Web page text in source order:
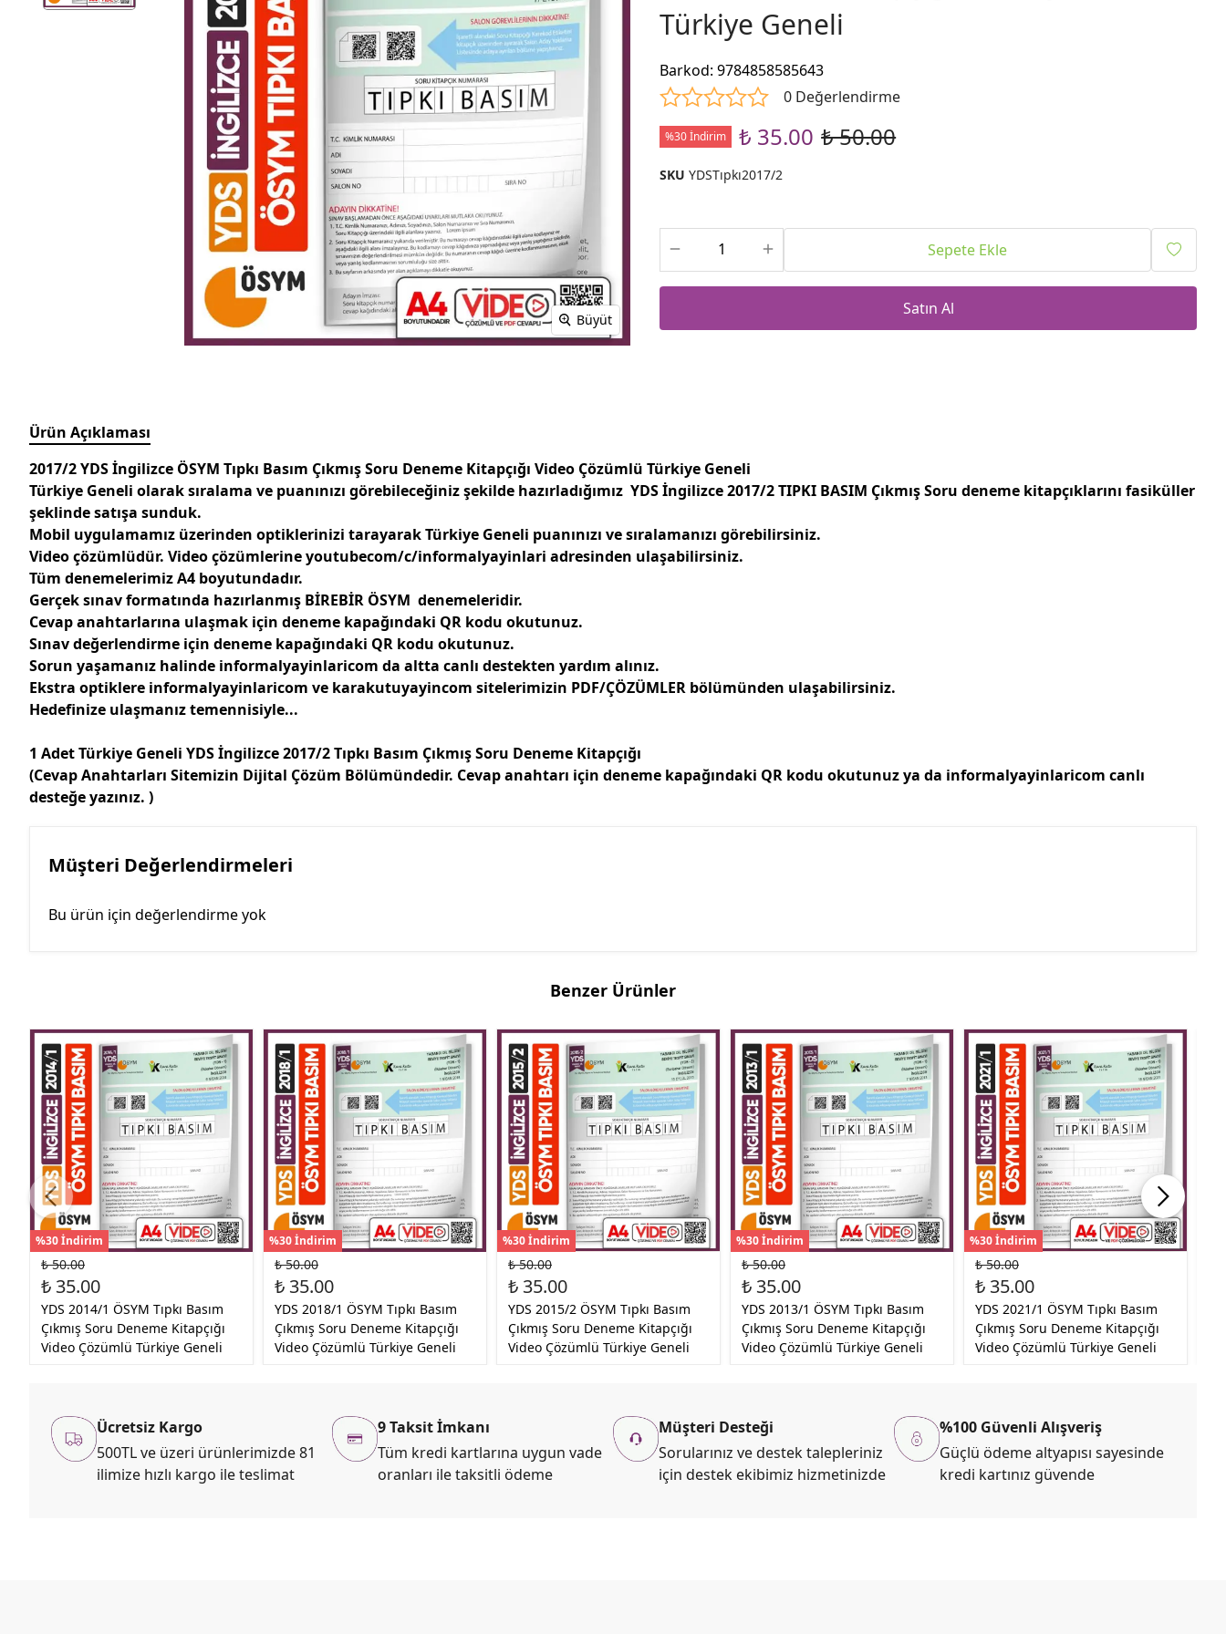
Büyüt
Türkiye Geneli
Barkod:9784858585643
0 Değerlendirme
%30 İndirim ₺ 35.00 ₺ 50.00
SKU YDSTıpkı2017/2
Sepete Ekle
Satın Al
Ürün Açıklaması
2017/2 YDS İngilizce ÖSYM Tıpkı Basım Çıkmış Soru Deneme Kitapçığı Video Çözümlü Türkiye Geneli
Türkiye Geneli olarak sıralama ve puanınızı görebileceğiniz şekilde hazırladığımız YDS İngilizce 2017/2 TIPKI BASIM Çıkmış Soru deneme kitapçıklarını fasiküller
şeklinde satışa sunduk.
Mobil uygulamamız üzerinden optiklerinizi tarayarak Türkiye Geneli puanınızı ve sıralamanızı görebilirsiniz.
Video çözümlüdür. Video çözümlerine youtubecom/c/informalyayinlari adresinden ulaşabilirsiniz.
Tüm denemelerimiz A4 boyutundadır.
Gerçek sınav formatında hazırlanmış BİREBİR ÖSYM denemeleridir.
Cevap anahtarlarına ulaşmak için deneme kapağındaki QR kodu okutunuz.
Sınav değerlendirme için deneme kapağındaki QR kodu okutunuz.
Sorun yaşamanız halinde informalyayinlaricom da altta canlı destekten yardım alınız.
Ekstra optiklere informalyayinlaricom ve karakutuyayincom sitelerimizin PDF/ÇÖZÜMLER bölümünden ulaşabilirsiniz.
Hedefinize ulaşmanız temennisiyle...
1 Adet Türkiye Geneli YDS İngilizce 2017/2 Tıpkı Basım Çıkmış Soru Deneme Kitapçığı
(Cevap Anahtarları Sitemizin Dijital Çözüm Bölümündedir. Cevap anahtarı için deneme kapağındaki QR kodu okutunuz ya da informalyayinlaricom canlı
desteğe yazınız. )
Müşteri Değerlendirmeleri
Bu ürün için değerlendirme yok
Benzer Ürünler
%30 İndirim
₺ 50.00
₺ 35.00
YDS 2014/1 ÖSYM Tıpkı Basım
Çıkmış Soru Deneme Kitapçığı
Video Çözümlü Türkiye Geneli
%30 İndirim
₺ 50.00
₺ 35.00
YDS 2018/1 ÖSYM Tıpkı Basım
Çıkmış Soru Deneme Kitapçığı
Video Çözümlü Türkiye Geneli
%30 İndirim
₺ 50.00
₺ 35.00
YDS 2015/2 ÖSYM Tıpkı Basım
Çıkmış Soru Deneme Kitapçığı
Video Çözümlü Türkiye Geneli
%30 İndirim
₺ 50.00
₺ 35.00
YDS 2013/1 ÖSYM Tıpkı Basım
Çıkmış Soru Deneme Kitapçığı
Video Çözümlü Türkiye Geneli
%30 İndirim
₺ 50.00
₺ 35.00
YDS 2021/1 ÖSYM Tıpkı Basım
Çıkmış Soru Deneme Kitapçığı
Video Çözümlü Türkiye Geneli
Ücretsiz Kargo
500TL ve üzeri ürünlerimizde 81
ilimize hızlı kargo ile teslimat
9 Taksit İmkanı
Tüm kredi kartlarına uygun vade
oranları ile taksitli ödeme
Müşteri Desteği
Sorularınız ve destek talepleriniz
için destek ekibimiz hizmetinizde
%100 Güvenli Alışveriş
Güçlü ödeme altyapısı sayesinde
kredi kartınız güvende